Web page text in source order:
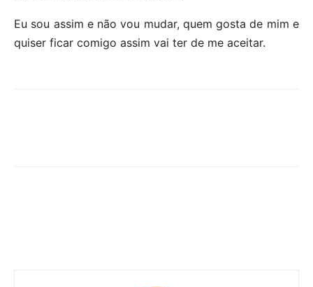
Eu sou assim e não vou mudar, quem gosta de mim e
quiser ficar comigo assim vai ter de me aceitar.